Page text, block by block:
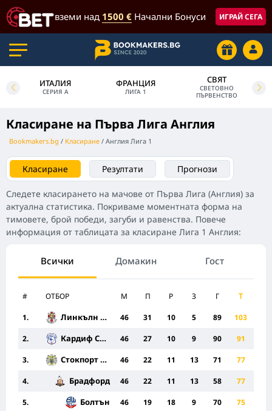
вземи над 1500 € Начални Бонуси ИГРАЙ СЕГА
ИТАЛИЯ
СЕРИЯ А
ФРАНЦИЯ
ЛИГА 1
СВЯТ
СВЕТОВНО
ПЪРВЕНСТВО
Класиране на Първа Лига Англия
Bookmakers.bg Класиране Англия Лига 1
Класиране Резултати Прогнози
Следете класирането на мачове от Първа Лига (Англия) за
актуална статистика. Покриваме моментната форма на
тимовете, брой победи, загуби и равенства. Повече
информация от таблицата за класиране Лига 1 Англия:
Всички Домакин Гост
# ОТБОР M П Р З Г Т
1. Линкълн Сити 46 31 10 5 89 103
2. Кардиф Сити 46 27 10 9 90 91
3. Стокпорт Каунти 46 22 11 13 71 77
4. Брадфорд 46 22 11 13 58 77
5. Болтън 46 19 18 9 70 75